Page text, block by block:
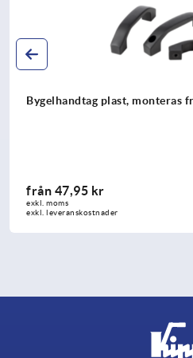
Bygelhandtag plast, monteras
från 47,95 kr
exkl. moms
exkl. leveranskostnader